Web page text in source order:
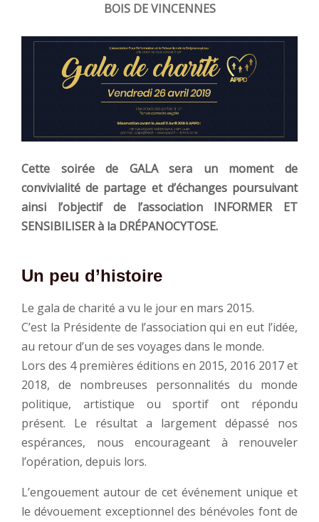
BOIS DE VINCENNES
Cette soirée de GALA sera un moment de
convivialité de partage et d’échanges poursuivant
ainsi l’objectif de l’association INFORMER ET
SENSIBILISER à la DRÉPANOCYTOSE.
Un peu d’histoire
Le gala de charité a vu le jour en mars 2015.
C’est la Présidente de l’association qui en eut l’idée,
au retour d’un de ses voyages dans le monde.
Lors des 4 premières éditions en 2015, 2016 2017 et
2018, de nombreuses personnalités du monde
politique, artistique ou sportif ont répondu
présent. Le résultat a largement dépassé nos
espérances, nous encourageant à renouveler
l’opération, depuis lors.
L’engouement autour de cet événement unique et
le dévouement exceptionnel des bénévoles font de